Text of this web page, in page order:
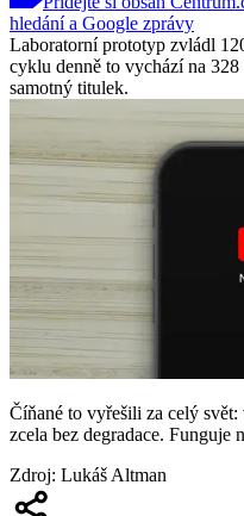
hledání a Google zprávy
Laboratorní prototyp zvládl
cyklu denně to vychází na
samotný titulek.
Číňané to vyřešili za celý
zcela bez degradace. Funguje
Zdroj: Lukáš Altman